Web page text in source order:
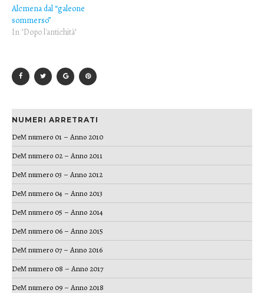
Alcmena dal “galeone
sommerso”
In "Dopo l'antichità"
NUMERI ARRETRATI
DeM numero 01 – Anno 2010
DeM numero 02 – Anno 2011
DeM numero 03 – Anno 2012
DeM numero 04 – Anno 2013
DeM numero 05 – Anno 2014
DeM numero 06 – Anno 2015
DeM numero 07 – Anno 2016
DeM numero 08 – Anno 2017
DeM numero 09 – Anno 2018